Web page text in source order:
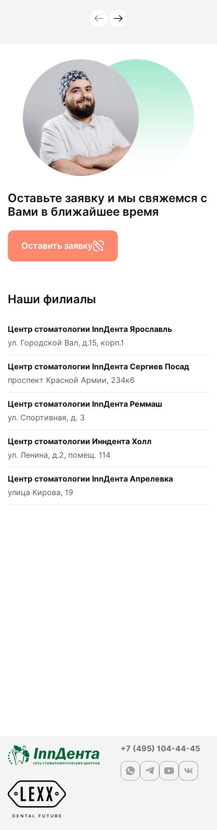
Оставьте заявку и мы свяжемся с
Вами в ближайшее время
Оставить заявку
Наши филиалы
Центр стоматологии InnДента Ярославль
ул. Городской Вал, д.15, корп.1
Центр стоматологии InnДента Сергиев Посад
проспект Красной Армии, 234к6
Центр стоматологии InnДента Реммаш
ул. Спортивная, д. 3
Центр стоматологии Инндента Холл
ул. Ленина, д.2, помещ. 114
Центр стоматологии InnДента Апрелевка
улица Кирова, 19
+7 (495) 104-44-45